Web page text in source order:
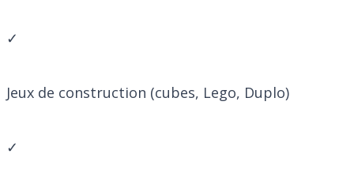
✓
Jeux de construction (cubes, Lego, Duplo)
✓